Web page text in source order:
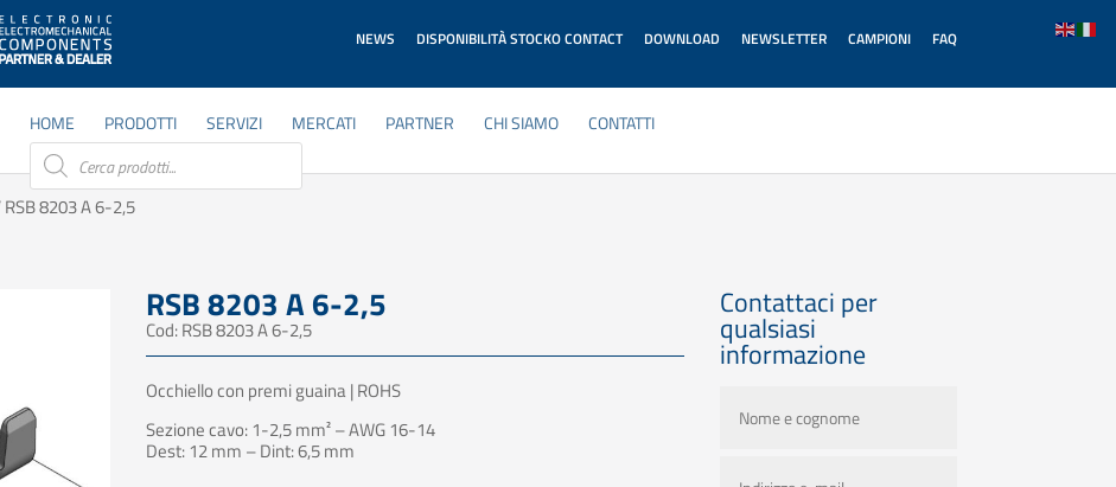
NEWS DISPONIBILITÀ STOCKO CONTACT DOWNLOAD NEWSLETTER CAMPIONI FAQ
HOME PRODOTTI SERVIZI MERCATI PARTNER CHI SIAMO
CONTATTI
Products
search
8203 A 6-2,5
RSB 8203 A 6-2,5
Cod: RSB 8203 A 6-2,5
Occhiello con premi guaina | ROHS
Sezione cavo: 1-2,5 mm² – AWG 16-14
Dest: 12 mm – Dint: 6,5 mm
Contattaci per
qualsiasi
informazione